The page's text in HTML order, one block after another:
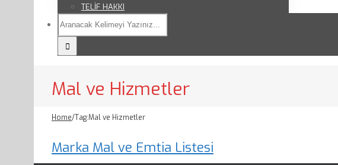
TELİF HAKKI
Mal ve Hizmetler
Home/Tag:Mal ve Hizmetler
Marka Mal ve Emtia Listesi